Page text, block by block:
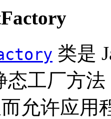
类是
工厂方法
允许应用